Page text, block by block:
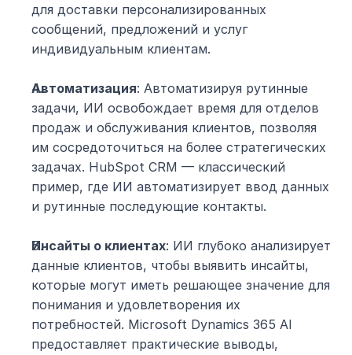
для доставки персонализированных
сообщений, предложений и услуг
индивидуальным клиентам.
Автоматизация: Автоматизируя рутинные
задачи, ИИ освобождает время для отделов
продаж и обслуживания клиентов, позволяя
им сосредоточиться на более стратегических
задачах. HubSpot CRM — классический
пример, где ИИ автоматизирует ввод данных
и рутинные последующие контакты.
Инсайты о клиентах: ИИ глубоко анализирует
данные клиентов, чтобы выявить инсайты,
которые могут иметь решающее значение для
понимания и удовлетворения их
потребностей. Microsoft Dynamics 365 AI
предоставляет практические выводы,